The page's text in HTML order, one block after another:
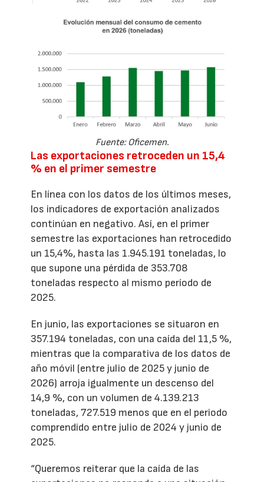
Fuente: Oficemen.
Las exportaciones retroceden un 15,4
% en el primer semestre
En línea con los datos de los últimos meses,
los indicadores de exportación analizados
continúan en negativo. Así, en el primer
semestre las exportaciones han retrocedido
un 15,4%, hasta las 1.945.191 toneladas, lo
que supone una pérdida de 353.708
toneladas respecto al mismo período de
2025.
En junio, las exportaciones se situaron en
357.194 toneladas, con una caída del 11,5 %,
mientras que la comparativa de los datos de
año móvil (entre julio de 2025 y junio de
2026) arroja igualmente un descenso del
14,9 %, con un volumen de 4.139.213
toneladas, 727.519 menos que en el periodo
comprendido entre julio de 2024 y junio de
2025.
“Queremos reiterar que la caída de las